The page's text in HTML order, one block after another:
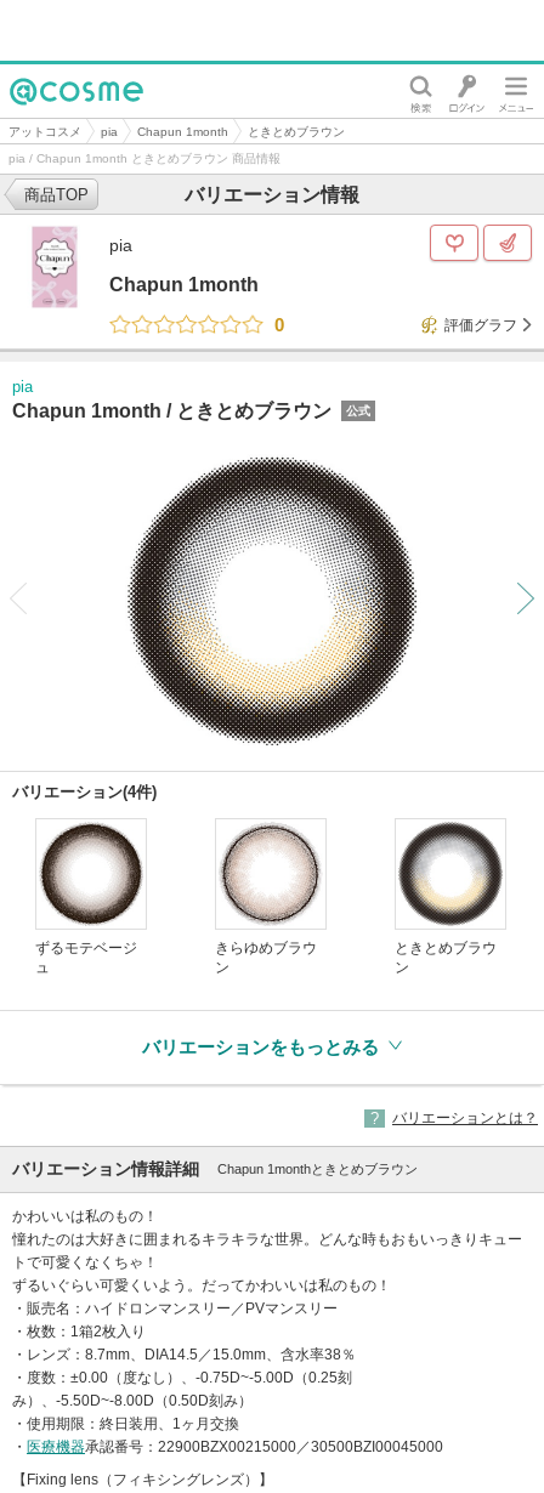
@cosme
アットコスメ pia Chapun 1month
ときとめブラウン
pia / Chapun 1month ときとめブラウン 商品情報
バリエーション情報
商品TOP
pia
Chapun 1month
0
評価グラフ
pia
Chapun 1month / ときとめブラウン 公式
バリエーション(4件)
ずるモテベージ
ュ
きらゆめブラウ
ン
ときとめブラウ
ン
バリエーションをもっとみる
バリエーションとは？
バリエーション情報詳細 Chapun 1monthときとめブラウン
かわいいは私のもの！
憧れたのは大好きに囲まれるキラキラな世界。どんな時もおもいっきりキュー
トで可愛くなくちゃ！
ずるいぐらい可愛くいよう。だってかわいいは私のもの！
・販売名：ハイドロンマンスリー／PVマンスリー
・枚数：1箱2枚入り
・レンズ：8.7mm、DIA14.5／15.0mm、含水率38％
・度数：±0.00（度なし）、-0.75D~-5.00D（0.25刻
み）、-5.50D~-8.00D（0.50D刻み）
・使用期限：終日装用、1ヶ月交換
・ 医療機器承認番号：22900BZX00215000／30500BZI00045000
【Fixing lens（フィキシングレンズ）】